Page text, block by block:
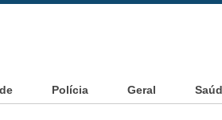
Polícia Geral